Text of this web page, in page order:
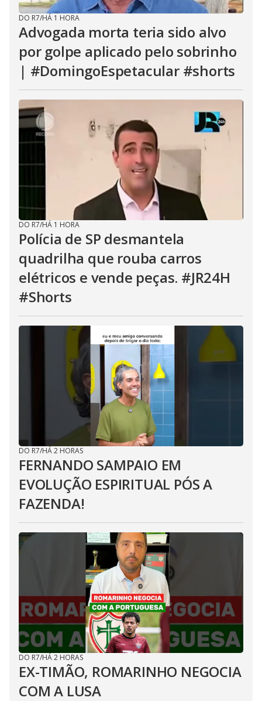
DO R7/HÁ 1 HORA
Advogada morta teria sido alvo
por golpe aplicado pelo sobrinho
| #DomingoEspetacular #shorts
DO R7/HÁ 1 HORA
Polícia de SP desmantela
quadrilha que rouba carros
elétricos e vende peças. #JR24H
#Shorts
DO R7/HÁ 2 HORAS
FERNANDO SAMPAIO EM
EVOLUÇÃO ESPIRITUAL PÓS A
FAZENDA!
DO R7/HÁ 2 HORAS
EX-TIMÃO, ROMARINHO NEGOCIA
COM A LUSA